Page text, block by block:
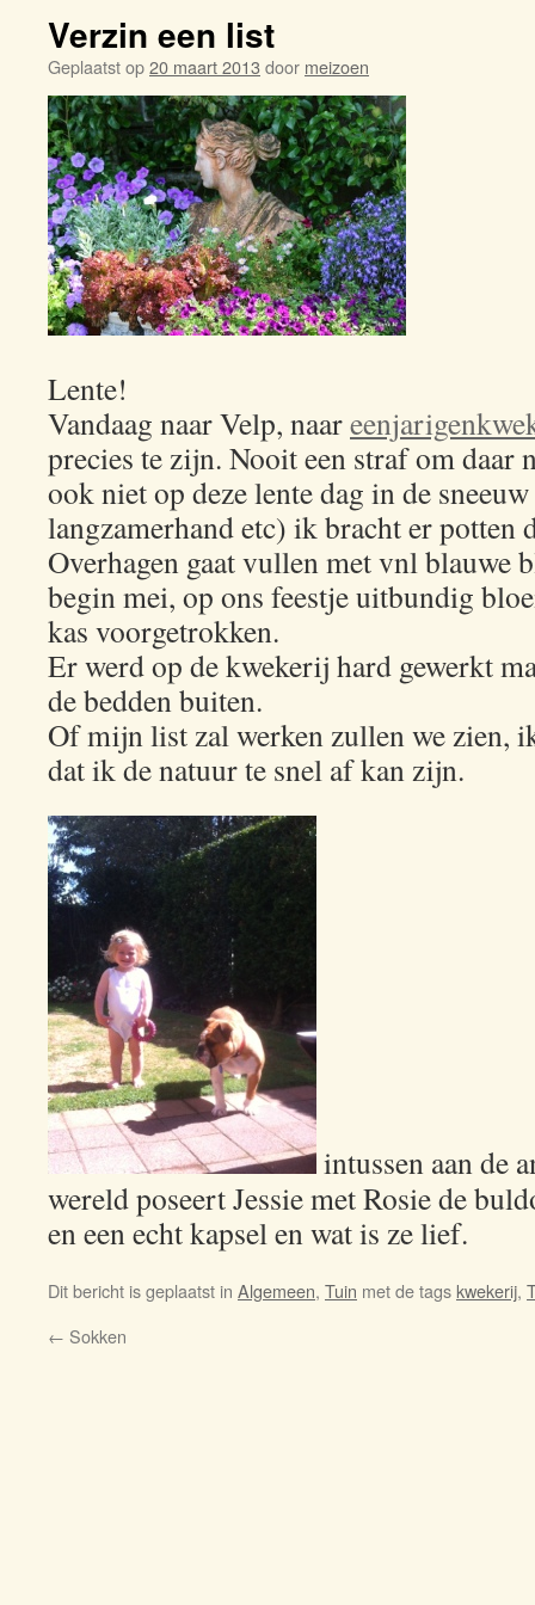
Verzin een list
Geplaatst op20 maart 2013door meizoen
Lente!
Vandaag naar Velp, naar
precies te zijn. Nooit een straf om daar
ook niet op deze lente dag in de
langzamerhand etc) ik bracht er potten
Overhagen gaat vullen met vnl blauwe
begin mei, op ons feestje uitbundig
kas voorgetrokken.
Er werd op de kwekerij hard gewerkt
de bedden buiten.
Of mijn list zal werken zullen we zien,
dat ik de natuur te snel af kan zijn.
intussen aan de
wereld poseert Jessie met Rosie de
en een echt kapsel en wat is ze lief.
Dit bericht is geplaatst in Algemeen, Tuin met de tagskwekerij,
← Sokken